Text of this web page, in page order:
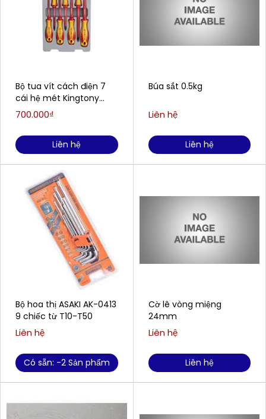
Bộ tua vít cách điện 7
cái hệ mét Kingtony
30617MR
700.000₫
Liên hệ
Bộ hoa thị ASAKI AK-0413
9 chiếc từ T10-T50
Liên hệ
Có sẵn: -2 Sản phẩm
Búa sắt 0.5kg
Liên hệ
Liên hệ
Cờ lê vòng miệng
24mm
Liên hệ
Liên hệ